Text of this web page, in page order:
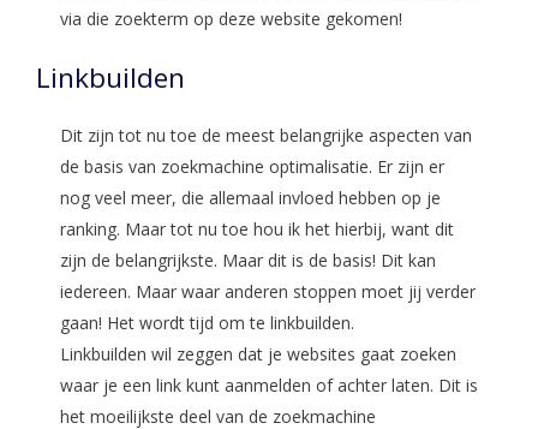
via die zoekterm op deze website gekomen!
Linkbuilden
Dit zijn tot nu toe de meest belangrijke aspecten van
de basis van zoekmachine optimalisatie. Er zijn er
nog veel meer, die allemaal invloed hebben op je
ranking. Maar tot nu toe hou ik het hierbij, want dit
zijn de belangrijkste. Maar dit is de basis! Dit kan
iedereen. Maar waar anderen stoppen moet jij verder
gaan! Het wordt tijd om te linkbuilden.
Linkbuilden wil zeggen dat je websites gaat zoeken
waar je een link kunt aanmelden of achter laten. Dit is
het moeilijkste deel van de zoekmachine